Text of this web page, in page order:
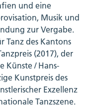
und eine
Musik und
zur Vergabe.
Tanz des Kantons
(2017), der
Künste / Hans-
Kunstpreis des
Exzellenz
Tanzszene.